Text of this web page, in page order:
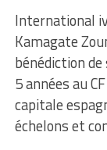
International
Kamagate
bénédiction
5 années au
capitale
échelons et